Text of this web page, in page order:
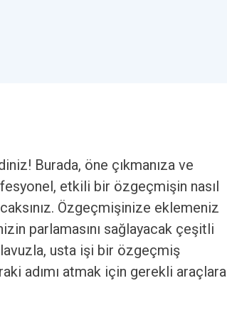
Burada, öne çıkmanıza ve
etkili bir özgeçmişin nasıl
Özgeçmişinize eklemeniz
parlamasını sağlayacak çeşitli
usta işi bir özgeçmiş
adımı atmak için gerekli araçlara